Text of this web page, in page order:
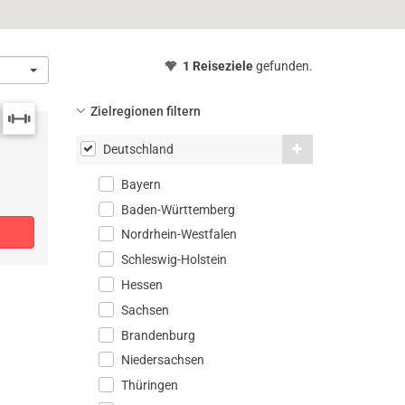
1 Reisezielegefunden.
Zielregionen filtern
Deutschland
Bayern
Baden-Württemberg
Nordrhein-Westfalen
Schleswig-Holstein
Hessen
Sachsen
Brandenburg
Niedersachsen
Thüringen